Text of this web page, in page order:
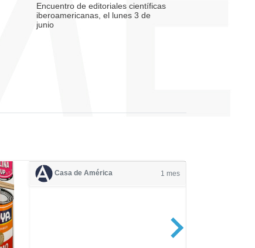
Encuentro de editoriales científicas
iberoamericanas, el lunes 3 de
junio
Casa de América 1 mes